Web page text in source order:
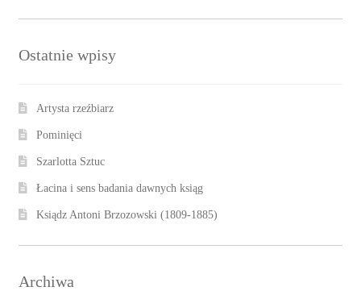
Ostatnie wpisy
Artysta rzeźbiarz
Pominięci
Szarlotta Sztuc
Łacina i sens badania dawnych ksiąg
Ksiądz Antoni Brzozowski (1809-1885)
Archiwa